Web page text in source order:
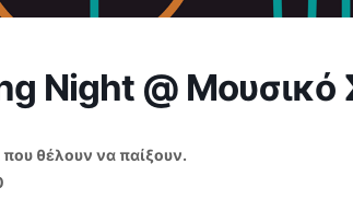
Night @ Μουσικό
θέλουν να παίξουν.